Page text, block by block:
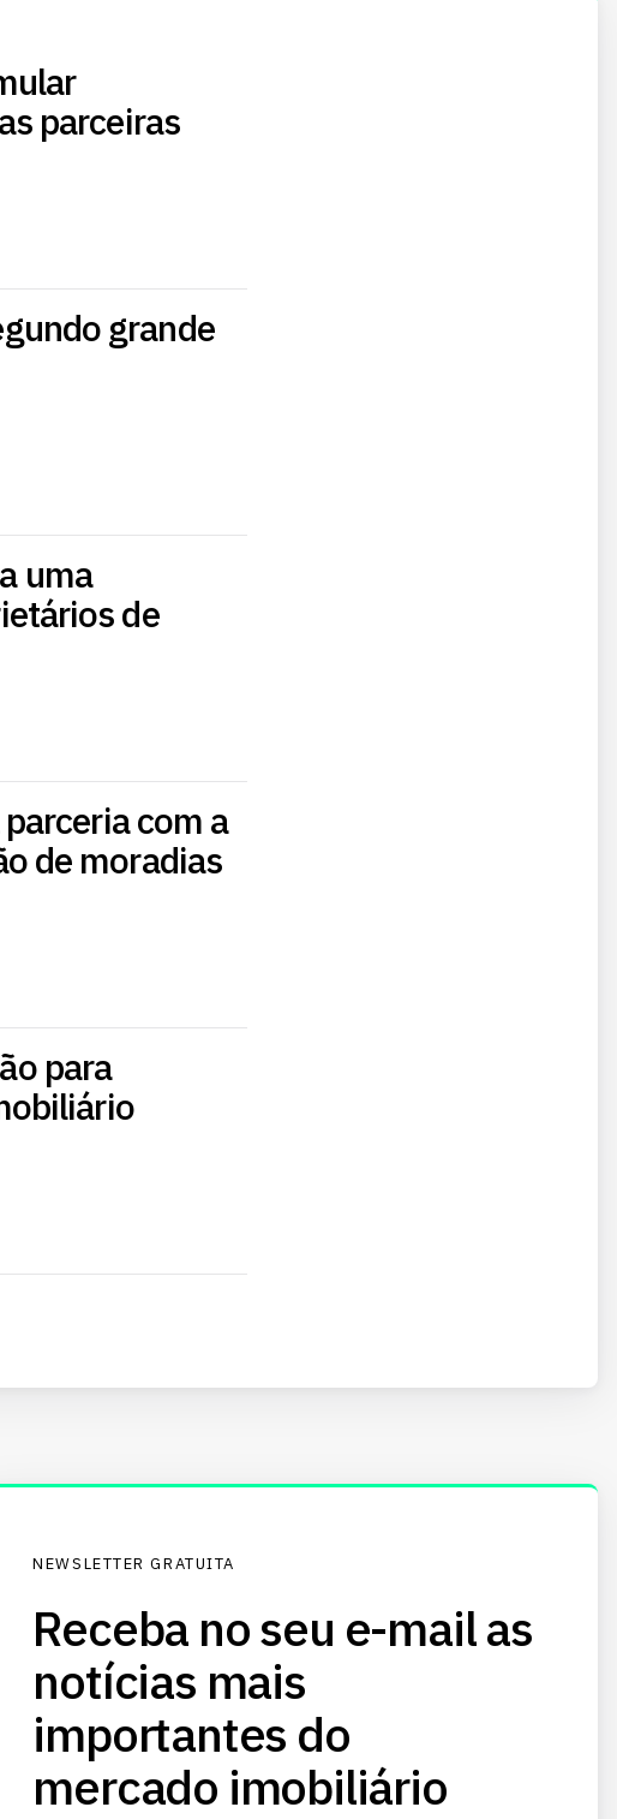
parceiras
grande
uma
de
com a
de moradias
para
NEWSLETTER GRATUITA
Receba no seu e-mail as
notícias mais
importantes do
mercado imobiliário